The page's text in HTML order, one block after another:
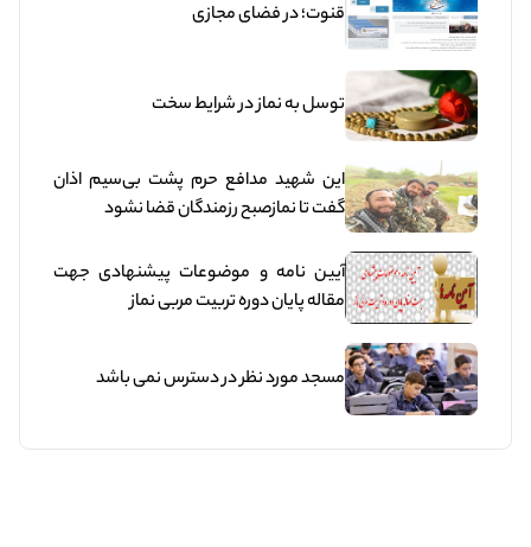
قنوت؛ در فضای مجازی
توسل به نماز در شرایط سخت
این شهید مدافع حرم پشت بی‌سیم اذان
گفت تا نمازصبح رزمندگان قضا نشود
آیین نامه و موضوعات پیشنهادی جهت
مقاله پایان دوره تربیت مربی نماز
مسجد مورد نظر در دسترس نمی باشد